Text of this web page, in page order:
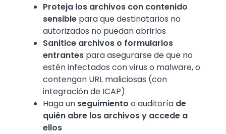
Proteja los archivos con contenido
sensible para que destinatarios no
autorizados no puedan abrirlos
Sanitice archivos o formularios
entrantes para asegurarse de que no
estén infectados con virus o malware, o
contengan URL maliciosas (con
integración de ICAP)
Haga un seguimiento o auditoría de
quién abre los archivos y accede a
ellos